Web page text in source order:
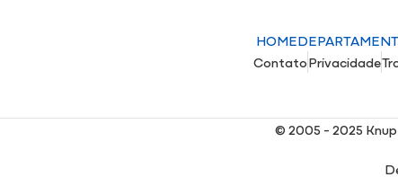
HOME
ContatoPrivacidade
© 2005 - 2025